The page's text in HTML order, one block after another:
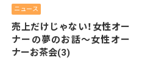
ニュース
売上だけじゃない！女性オー
ナーの夢のお話～女性オー
ナーお茶会(3)